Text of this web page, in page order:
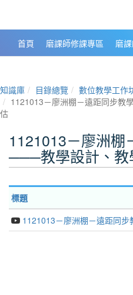
首頁 磨課師修課專區 磨
知識庫 目錄總覽 數位教學工作
1121013－廖洲棚－遠距同步教
估
1121013－廖洲棚
───教學設計、教
標題
1121013－廖洲棚－遠距同步教學───教學設計、教學帶